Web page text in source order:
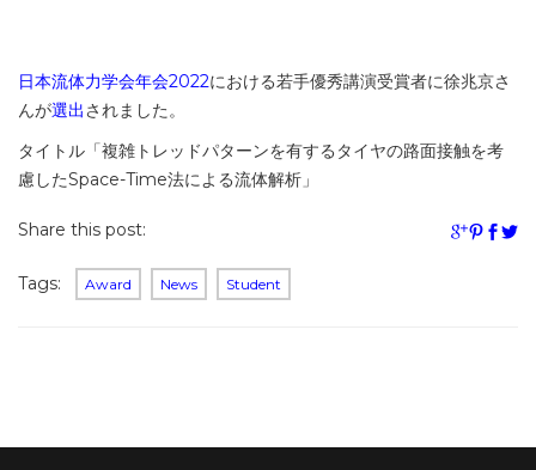
日本流体力学会年会2022における若手優秀講演受賞者に徐兆京さ
んが選出されました。
タイトル「複雑トレッドパターンを有するタイヤの路面接触を考
慮したSpace-Time法による流体解析」
Share this post:
Tags: Award News Student